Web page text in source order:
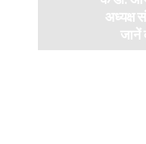
अध्यक्ष
जानें